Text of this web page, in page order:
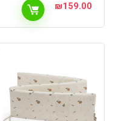
₪159.00